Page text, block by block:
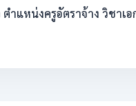
ำแหน่งครูอัตราจ้าง วิชาเ